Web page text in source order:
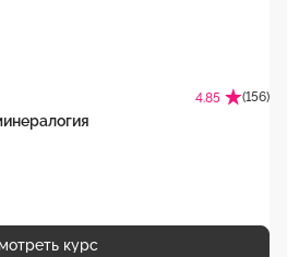
4.85 (156)
курс